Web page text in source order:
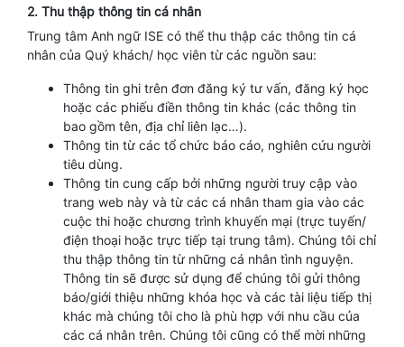
2. Thu thập thông tin cá nhân
Trung tâm Anh ngữ ISE có thể thu thập các thông tin cá
nhân của Quý khách/ học viên từ các nguồn sau:
Thông tin ghi trên đơn đăng ký tư vấn, đăng ký học
hoặc các phiếu điền thông tin khác (các thông tin
bao gồm tên, địa chỉ liên lạc…).
Thông tin từ các tổ chức báo cáo, nghiên cứu người
tiêu dùng.
Thông tin cung cấp bởi những người truy cập vào
trang web này và từ các cá nhân tham gia vào các
cuộc thi hoặc chương trình khuyến mại (trực tuyến/
điện thoại hoặc trực tiếp tại trung tâm). Chúng tôi chỉ
thu thập thông tin từ những cá nhân tình nguyện.
Thông tin sẽ được sử dụng để chúng tôi gửi thông
báo/giới thiệu những khóa học và các tài liệu tiếp thị
khác mà chúng tôi cho là phù hợp với nhu cầu của
các cá nhân trên. Chúng tôi cũng có thể mời những